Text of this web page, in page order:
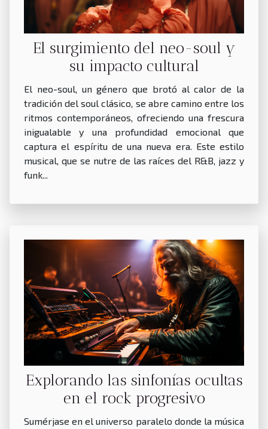
El surgimiento del neo-soul y
su impacto cultural
El neo-soul, un género que brotó al calor de la
tradición del soul clásico, se abre camino entre los
ritmos contemporáneos, ofreciendo una frescura
inigualable y una profundidad emocional que
captura el espíritu de una nueva era. Este estilo
musical, que se nutre de las raíces del R&B, jazz y
funk...
Explorando las sinfonías ocultas
en el rock progresivo
Sumérjase en el universo paralelo donde la música